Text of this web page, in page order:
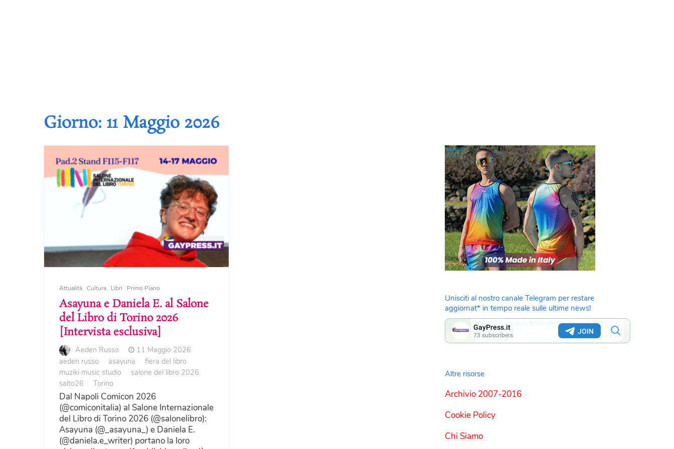
Giorno: 11 Maggio 2026
Attualità Cultura Libri Primo Piano
Asayuna e Daniela E. al Salone
del Libro di Torino 2026
[Intervista esclusiva]
Aeden Russo
11 Maggio 2026
aeden russo
asayuna
fiera del libro
muziki music studio
salone del libro 2026
salto26
Torino
Dal Napoli Comicon 2026
(@comiconitalia) al Salone Internazionale
del Libro di Torino 2026 (@salonelibro):
Asayuna (@_asayuna_) e Daniela E.
(@daniela.e_writer) portano la loro
Unisciti al nostro canale Telegram per restare
aggiornat* in tempo reale sulle ultime news!
Altre risorse
Archivio 2007-2016
Cookie Policy
Chi Siamo